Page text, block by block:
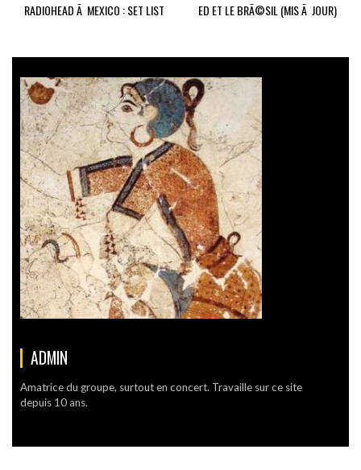
RADIOHEAD Ã MEXICO : SET LIST ED ET LE BRÃ©SIL (MIS Ã JOUR)
ADMIN
Amatrice du groupe, surtout en concert. Travaille sur ce site
depuis 10 ans.